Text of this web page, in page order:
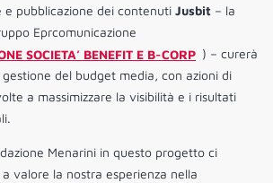
e pubblicazione dei contenuti Jusbit – la
Eprcomunicazione
SOCIETA’ BENEFIT E B-CORP ) – curerà
del budget media, con azioni di
a massimizzare la visibilità e i risultati
Menarini in questo progetto ci
valore la nostra esperienza nella